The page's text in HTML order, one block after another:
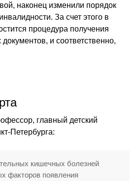
наконец изменили порядок
За счет этого в
процедура получения
и соответственно,
главный детский
Петербурга:
кишечных болезней
факторов появления